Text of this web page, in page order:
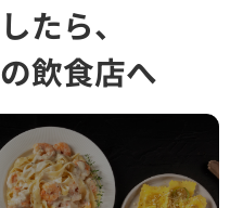
たら、
飲食店へ